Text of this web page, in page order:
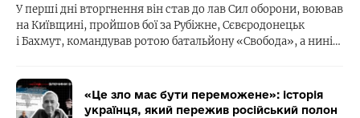
У перші дні вторгнення він став до лав Сил оборони, воював
на Київщині, пройшов бої за Рубіжне, Сєвєродонецьк
і Бахмут, командував ротою батальйону «Свобода», а нині…
«Це зло має бути переможене»: історія
українця, який пережив російський полон